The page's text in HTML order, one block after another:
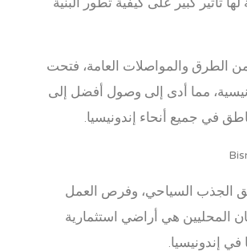
الطرق والمواصلات العامة، فتحت
مما أدى إلى وصول أفضل إلى
في جميع أنحاء إندونيسيا.
الجذب السياحي، وفرص العمل
المحليين هي أراضي استثمارية
إندونيسيا.